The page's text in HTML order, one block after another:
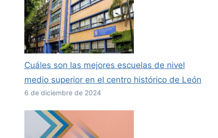
Cuáles son las mejores escuelas de nivel
medio superior en el centro histórico de León
6 de diciembre de 2024